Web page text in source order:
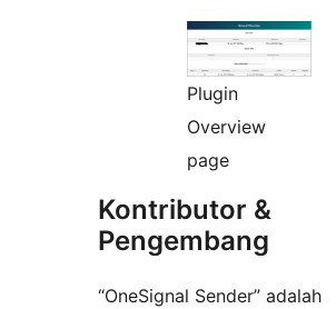
Plugin
Overview
page
Kontributor &
Pengembang
“OneSignal Sender” adalah